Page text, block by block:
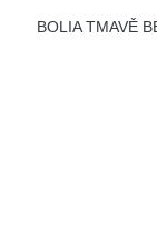
BOLIA TMAVĚ